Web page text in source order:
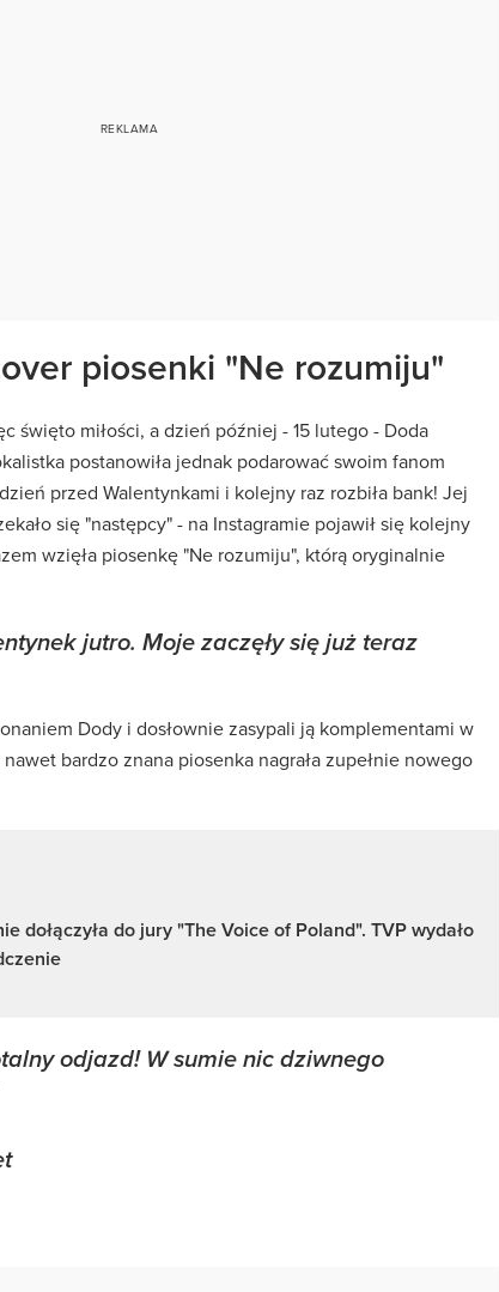
piosenki "Ne rozumiju"
święto miłości, a dzień później - 15 lutego - Doda
postanowiła jednak podarować swoim fanom
przed Walentynkami i kolejny raz rozbiła bank! Jej
się "następcy" - na Instagramie pojawił się kolejny
wzięła piosenkę "Ne rozumiju", którą oryginalnie
jutro. Moje zaczęły się już teraz
Dody i dosłownie zasypali ją komplementami w
bardzo znana piosenka nagrała zupełnie nowego
dołączyła do jury "The Voice of Poland". TVP wydało
odjazd! W sumie nic dziwnego